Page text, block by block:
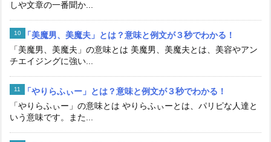
しや文章の一番聞か...
「美魔男、美魔夫」とは？意味と例文が３秒でわかる！
「美魔男、美魔夫」の意味とは 美魔男、美魔夫とは、美容やアン
チエイジングに強い...
「やりらふぃー」とは？意味と例文が３秒でわかる！
「やりらふぃー」の意味とは やりらふぃーとは、パリピな人達と
いう意味です。また...